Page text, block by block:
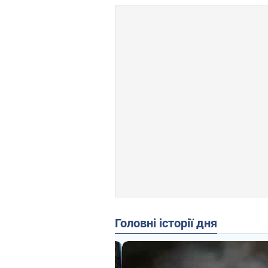
Головні історії дня